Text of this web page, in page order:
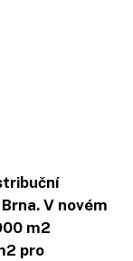
V novém
m2
pro